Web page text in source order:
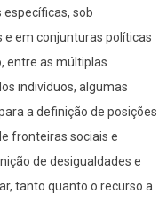
sob
em conjunturas políticas
entre as múltiplas
indivíduos, algumas
a definição de posições
fronteiras sociais e
de desigualdades e
tanto quanto o recurso a